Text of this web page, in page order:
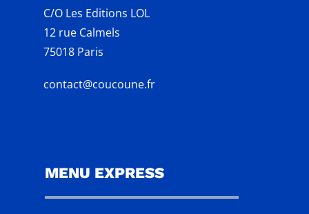
C/O Les Editions LOL
12 rue Calmels
75018 Paris
contact@coucoune.fr
MENU EXPRESS